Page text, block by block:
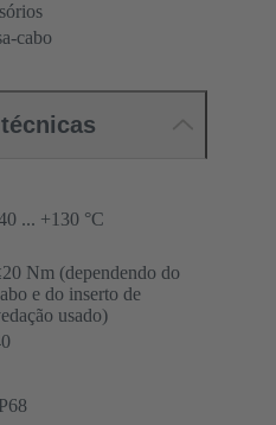
cabo
... +130 °C
Nm (dependendo do
e do inserto de
usado)